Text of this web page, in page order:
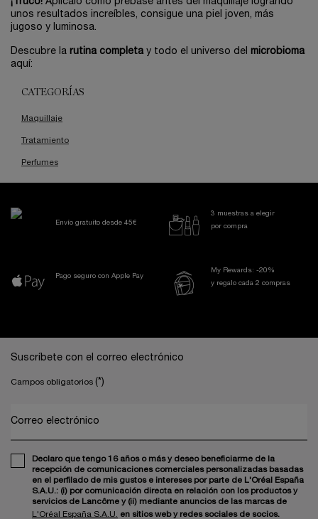
unos resultados increíbles, consigue una piel joven, más
jugoso y luminosa.
Descubre la rutina completay todo el universo del microbioma
aquí:
CATEGORÍAS
Maquillaje
Tratamiento
Perfumes
Envío gratuito desde 45€
3 muestras a elegir
por compra
Pago seguro con Apple Pay
My Rewards: -20%
y regalo cada 2 compras
Suscríbete con el correo electrónico
Campos obligatorios (*)
Correo electrónico
Declaro que tengo 16 años o más y deseo beneficiarme de la
recepción de comunicaciones comerciales personalizadas basadas
en el perfilado de mis gustos e intereses por parte de L'Oréal España
S.A.U.: (i) por comunicación directa en relación con los productos y
servicios de Lancôme y (ii) mediante anuncios de las marcas de
L'Oréal España S.A.U.
en sitios web y redes sociales de socios.